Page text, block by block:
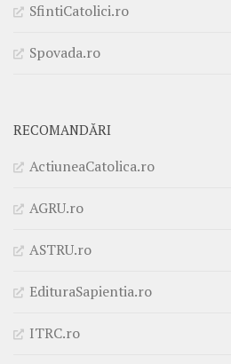
SfintiCatolici.ro
Spovada.ro
RECOMANDĂRI
ActiuneaCatolica.ro
AGRU.ro
ASTRU.ro
EdituraSapientia.ro
ITRC.ro